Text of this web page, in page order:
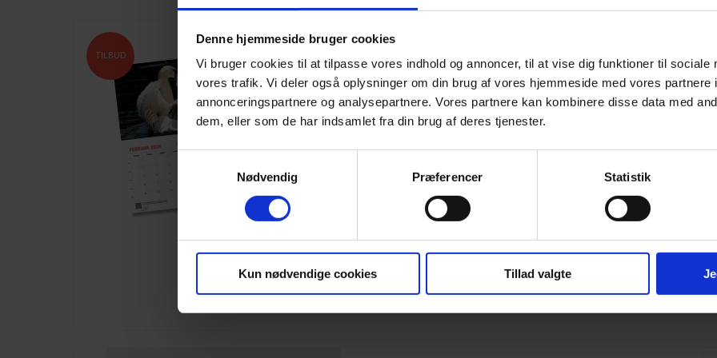
Denne hjemmeside bruger cookies
Vi bruger cookies til at tilpasse vores indhold og annoncer, til at vise dig funktioner til sociale
vores trafik. Vi deler også oplysninger om din brug af vores hjemmeside med vores partnere
annonceringspartnere og analysepartnere. Vores partnere kan kombinere disse data med
dem, eller som de har indsamlet fra din brug af deres tjenester.
v
Nødvendig Præferencer Statistik
Kun nødvendige cookies Tillad valgte
TILBUD